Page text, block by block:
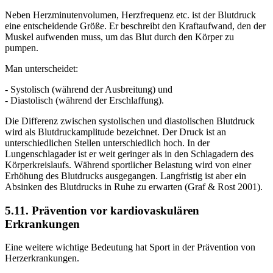
Neben Herzminutenvolumen, Herzfrequenz etc. ist der Blutdruck
eine entscheidende Größe. Er beschreibt den Kraftaufwand, den der
Muskel aufwenden muss, um das Blut durch den Körper zu
pumpen.
Man unterscheidet:
- Systolisch (während der Ausbreitung) und
- Diastolisch (während der Erschlaffung).
Die Differenz zwischen systolischen und diastolischen Blutdruck
wird als Blutdruckamplitude bezeichnet. Der Druck ist an
unterschiedlichen Stellen unterschiedlich hoch. In der
Lungenschlagader ist er weit geringer als in den Schlagadern des
Körperkreislaufs. Während sportlicher Belastung wird von einer
Erhöhung des Blutdrucks ausgegangen. Langfristig ist aber ein
Absinken des Blutdrucks in Ruhe zu erwarten (Graf & Rost 2001).
5.11. Prävention vor kardiovaskulären
Erkrankungen
Eine weitere wichtige Bedeutung hat Sport in der Prävention von
Herzerkrankungen.